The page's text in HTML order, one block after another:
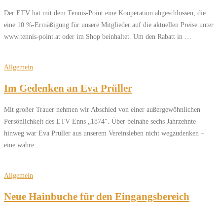
Der ETV hat mit dem Tennis-Point eine Kooperation abgeschlossen, die
eine 10 %-Ermäßigung für unsere Mitglieder auf die aktuellen Preise unter
www.tennis-point.at oder im Shop beinhaltet. Um den Rabatt in …
Allgemein
Im Gedenken an Eva Prüller
Mit großer Trauer nehmen wir Abschied von einer außergewöhnlichen
Persönlichkeit des ETV Enns „1874“. Über beinahe sechs Jahrzehnte
hinweg war Eva Prüller aus unserem Vereinsleben nicht wegzudenken –
eine wahre …
Allgemein
Neue Hainbuche für den Eingangsbereich